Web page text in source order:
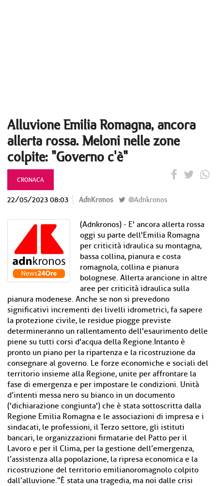
Alluvione Emilia Romagna, ancora
allerta rossa. Meloni nelle zone
colpite: "Governo c'è"
CRONACA
22/05/2023 08:03 AdnKronos @Adnkronos
(Adnkronos) - E' ancora allerta rossa
oggi su parte dell'Emilia Romagna
per criticità idraulica su montagna,
bassa collina, pianura e costa
romagnola, collina e pianura
bolognese. Allerta arancione in altre
aree per criticità idraulica sulla
pianura modenese. Anche se non si prevedono
significativi incrementi dei livelli idrometrici, fa sapere
la protezione civile, le residue piogge previste
determineranno un rallentamento dell'esaurimento delle
piene su tutti corsi d'acqua della Regione.Intanto è
pronto un piano per la ripartenza e la ricostruzione da
consegnare al governo. Le forze economiche e sociali del
territorio insieme alla Regione, unite per affrontare la
fase di emergenza e per impostare le condizioni. Unità
d’intenti messa nero su bianco in un documento
('dichiarazione congiunta') che è stata sottoscritta dalla
Regione Emilia Romagna e le associazioni di impresa e i
sindacati, le professioni, il Terzo settore, gli istituti
bancari, le organizzazioni firmatarie del Patto per il
Lavoro e per il Clima, per la gestione dell’emergenza,
l’assistenza alla popolazione, la ripresa economica e la
ricostruzione del territorio emilianoromagnolo colpito
dall’alluvione."È stata una tragedia, ma noi dalle crisi